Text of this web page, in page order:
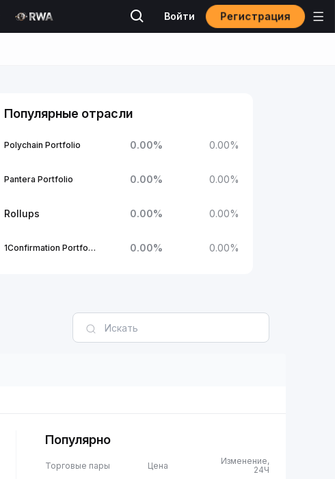
Войти Регистрация
Популярные отрасли
Polychain Portfolio 0.00% 0.00%
Pantera Portfolio 0.00% 0.00%
Rollups 0.00% 0.00%
1Confirmation Portfolio 0.00% 0.00%
Популярно
Торговые пары Цена
Изменение,
24Ч